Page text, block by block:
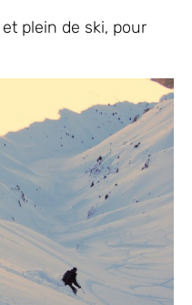
plein de ski, pour